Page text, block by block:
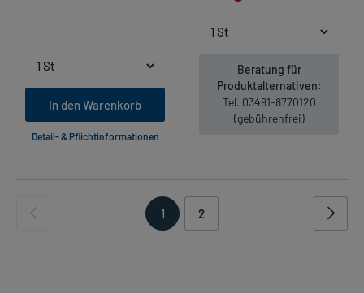
In den Warenkorb
Detail- & Pflichtinformationen
Beratung für
Produktalternativen:
Tel. 03491-8770120
(gebührenfrei)
1 2